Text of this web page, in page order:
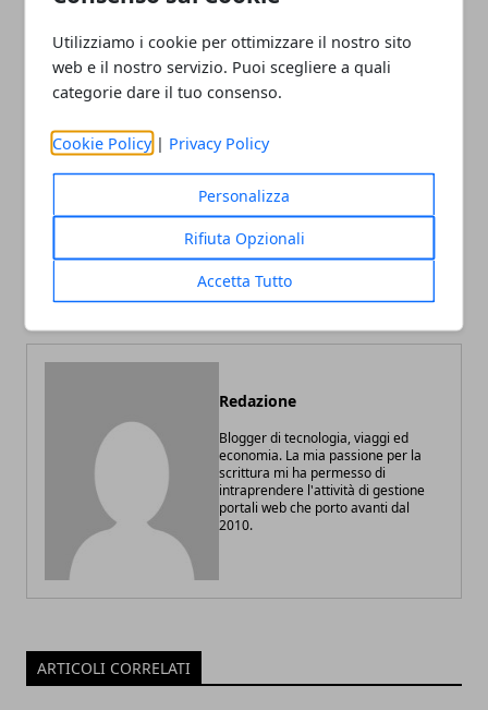
Utilizziamo i cookie per ottimizzare il nostro sito
web e il nostro servizio. Puoi scegliere a quali
categorie dare il tuo consenso.
Cookie Policy | Privacy Policy
Personalizza
Rifiuta Opzionali
Accetta Tutto
Accessori hi-tech per la
Quali sono i migliori
Redazione
Blogger di tecnologia, viaggi ed
economia. La mia passione per la
scrittura mi ha permesso di
intraprendere l'attività di gestione
portali web che porto avanti dal
2010.
ARTICOLI CORRELATI